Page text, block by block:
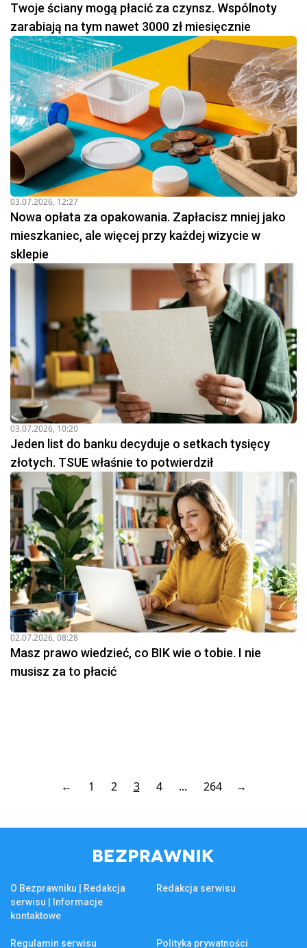
Twoje ściany mogą płacić za czynsz. Wspólnoty
zarabiają na tym nawet 3000 zł miesięcznie
03.07.2026, 12:27
Nowa opłata za opakowania. Zapłacisz mniej jako
mieszkaniec, ale więcej przy każdej wizycie w
sklepie
03.07.2026, 10:20
Jeden list do banku decyduje o setkach tysięcy
złotych. TSUE właśnie to potwierdził
02.07.2026, 08:28
Masz prawo wiedzieć, co BIK wie o tobie. I nie
musisz za to płacić
← 1 2 3 4 ... 264 →
O Bezprawniku | Redakcja
serwisu | Informacje
kontaktowe
Redakcja serwisu
Regulamin serwisu Polityka prywatności